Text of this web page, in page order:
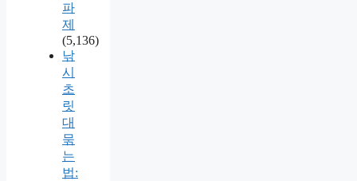
파
제
(5,136)
낚
시
초
릿
대
묶
는
법: